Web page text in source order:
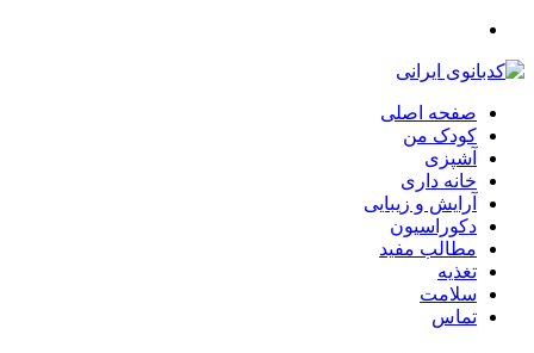
صفحه اصلی
کودک من
آشپزی
خانه داری
آرایش و زیبایی
دکوراسیون
مطالب مفید
تغذیه
سلامت
تماس